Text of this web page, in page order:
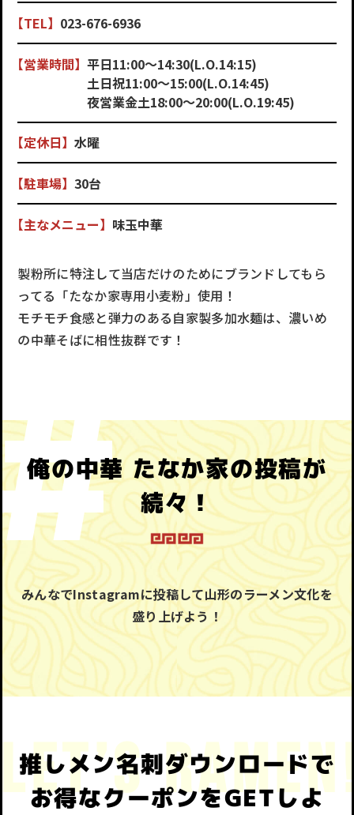
【TEL】 023-676-6936
【営業時間】平日11:00～14:30(L.O.14:15)
土日祝11:00～15:00(L.O.14:45)
夜営業金土18:00～20:00(L.O.19:45)
【定休日】水曜
【駐車場】30台
【主なメニュー】 味玉中華
製粉所に特注して当店だけのためにブランドしてもら
ってる「たなか家専用小麦粉」使用！
モチモチ食感と弾力のある自家製多加水麺は、濃いめ
の中華そばに相性抜群です！
俺の中華 たなか家の投稿が
続々！
みんなでInstagramに投稿して山形のラーメン文化を
盛り上げよう！
推しメン名刺ダウンロードで
お得なクーポンをGETしよ